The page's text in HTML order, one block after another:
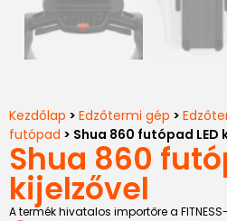
Kezdőlap > Edzőtermi gép >
futópad > Shua 860 futópad LED
Shua 860
kijelzővel
A termék hivatalos importőre a FITNESS-